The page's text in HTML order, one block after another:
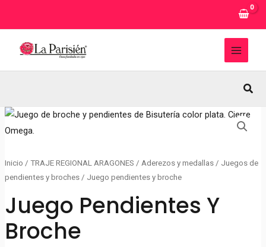
MAIN
Inicio / TRAJE REGIONAL ARAGONES / Aderezos y medallas/ Juegos de
pendientes y broches/ Juego pendientes y broche
Juego Pendientes Y
Broche